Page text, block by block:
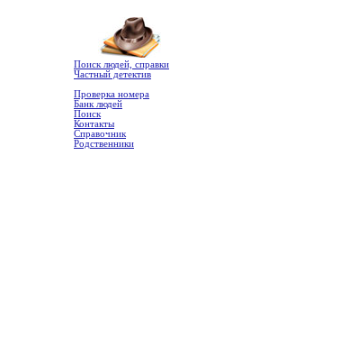
Поиск людей, справки
Частный детектив
Проверка номера
Банк людей
Поиск
Контакты
Справочник
Родственники